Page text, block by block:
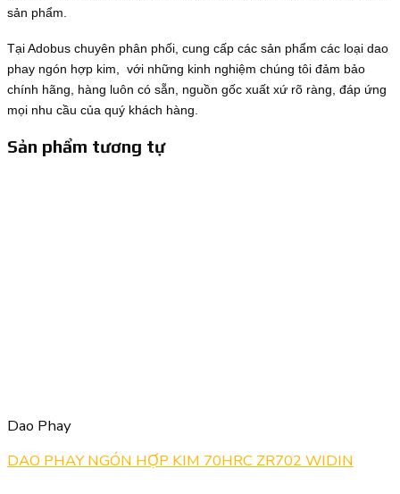
sản phẩm.
Tại Adobus chuyên phân phối, cung cấp các sản phẩm các loại dao
phay ngón hợp kim, với những kinh nghiệm chúng tôi đảm bảo
chính hãng, hàng luôn có sẵn, nguồn gốc xuất xứ rõ ràng, đáp ứng
mọi nhu cầu của quý khách hàng.
Sản phẩm tương tự
Dao Phay
DAO PHAY NGÓN HỢP KIM 70HRC ZR702 WIDIN